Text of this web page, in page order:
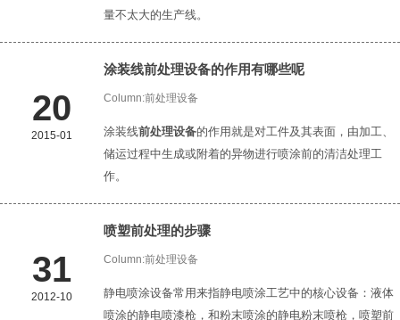
量不太大的生产线。
20
2015-01
涂装线前处理设备的作用有哪些呢
Column:前处理设备
涂装线前处理设备的作用就是对工件及其表面，由加工、
储运过程中生成或附着的异物进行喷涂前的清洁处理工
作。
31
2012-10
喷塑前处理的步骤
Column:前处理设备
静电喷涂设备常用来指静电喷涂工艺中的核心设备：液体
喷涂的静电喷漆枪，和粉末喷涂的静电粉末喷枪，喷塑前